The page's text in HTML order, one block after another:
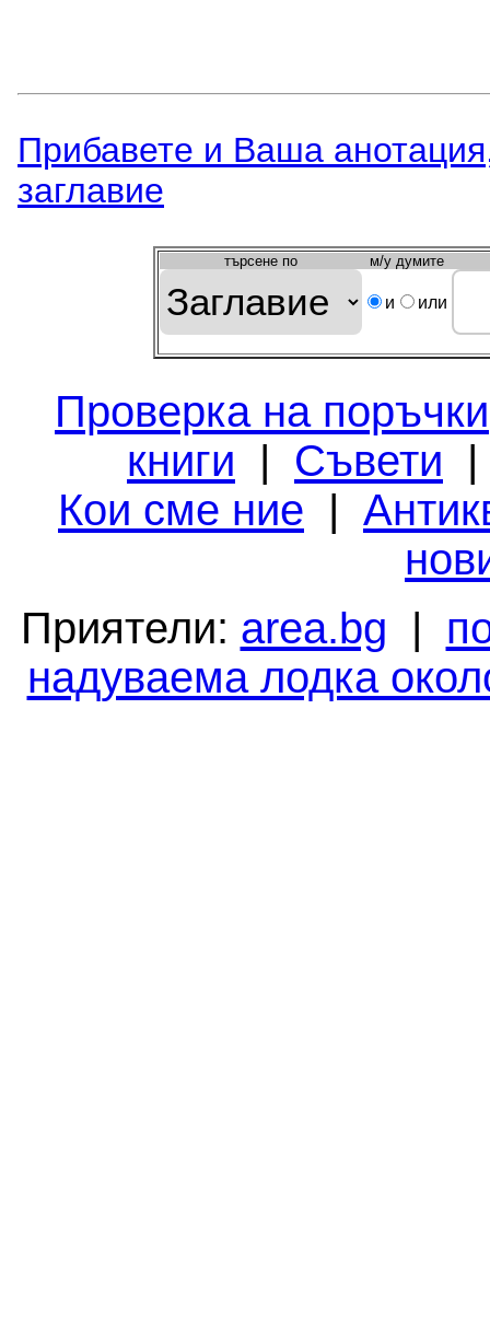
Прибавете и Вашa
заглавиe
търсeне по м/у думите
и или
Проверка на поръчки
книги | Съвети
Кои сме ние |
Приятели: area.bg |
надуваема лодка